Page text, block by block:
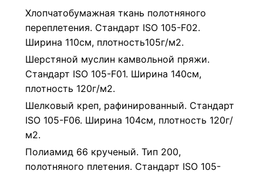
Хлопчатобумажная ткань полотняного
переплетения. Стандарт ISO 105-F02.
Ширина 110см, плотность105г/м2.
Шерстяной муслин камвольной пряжи.
Стандарт ISO 105-F01. Ширина 140см,
плотность 120г/м2.
Шелковый креп, рафинированный. Стандарт
ISO 105-F06. Ширина 104см, плотность 120г/
м2.
Полиамид 66 крученый. Тип 200,
полотняного плетения. Стандарт ISO 105-